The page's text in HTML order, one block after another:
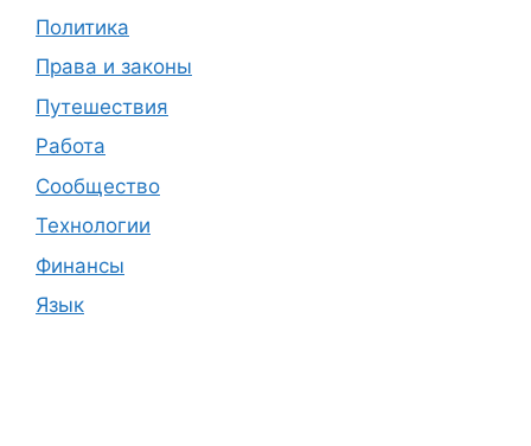
Политика
Права и законы
Путешествия
Работа
Сообщество
Технологии
Финансы
Язык